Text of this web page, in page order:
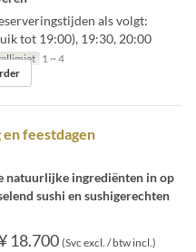
als volgt:
tot 19:00), 19:30, 20:00
1 ~ 4
en feestdagen
natuurlijke ingrediënten in op
sushi en sushigerechten
18.700 (Svc excl. / btw incl.)